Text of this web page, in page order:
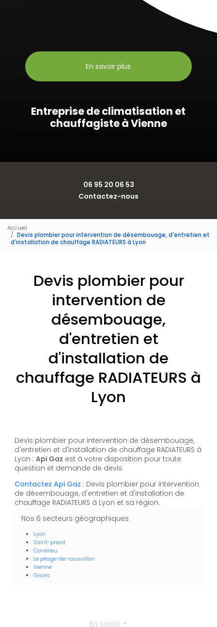
En savoir plus
Entreprise de climatisation et
chauffagiste à Vienne
06 95 20 06 53
Contactez-nous
Accueil
Devis plombier pour intervention de désembouage, d'entretien et
d'installation de chauffage RADIATEURS à Lyon
Devis plombier pour
intervention de
désembouage,
d'entretien et
d'installation de
chauffage RADIATEURS à
Lyon
Devis plombier pour intervention de désembouage,
d'entretien et d'installation de chauffage RADIATEURS à
Lyon : Api Gaz est à votre disposition pour toute
question et demande de devis
Contactez Api Gaz : Devis plombier pour intervention
de désembouage, d'entretien et d'installation de
chauffage RADIATEURS à Lyon et sa région.
Nos 6 secteurs géographiques
Lyon
Saint-priest
Condrieu
Le péage-de-roussillon
Vienne
Givors
En savoir +